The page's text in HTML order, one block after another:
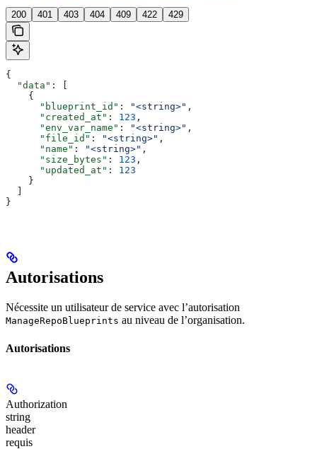
200 401 403 404 409 422 429
{
  "data"
: [
    {
      "blueprint_id"
: "<string>" ,
      "created_at"
: 123 ,
      "env_var_name"
: "<string>" ,
      "file_id"
: "<string>" ,
      "name"
: "<string>" ,
      "size_bytes"
: 123 ,
      "updated_at"
: 123
    }
  ]
}
Autorisations
Nécessite un utilisateur de service avec l’autorisation
ManageRepoBlueprints au niveau de l’organisation.
Autorisations
Authorization
string
header
requis